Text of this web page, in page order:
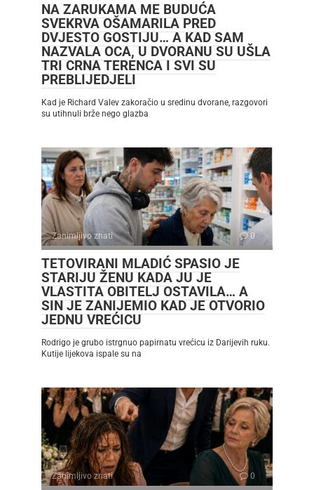
NA ZARUKAMA ME BUDUĆA
SVEKRVA OŠAMARILA PRED
DVJESTO GOSTIJU… A KAD SAM
NAZVALA OCA, U DVORANU SU UŠLA
TRI CRNA TERENCA I SVI SU
PREBLIJEDJELI
Kad je Richard Valev zakoračio u sredinu dvorane, razgovori
su utihnuli brže nego glazba
Zanimljivo znati 0
TETOVIRANI MLADIĆ SPASIO JE
STARIJU ŽENU KADA JU JE
VLASTITA OBITELJ OSTAVILA… A
SIN JE ZANIJEMIO KAD JE OTVORIO
JEDNU VREĆICU
Rodrigo je grubo istrgnuo papirnatu vrećicu iz Darijevih ruku.
Kutije lijekova ispale su na
Zanimljivo znati 0